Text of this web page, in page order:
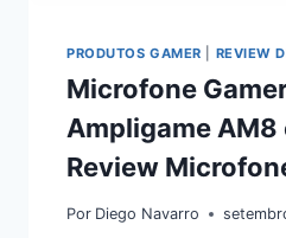
PRODUTOS GAMER REVIEW
Microfone
Ampligame AM8
Review
Por Diego Navarro